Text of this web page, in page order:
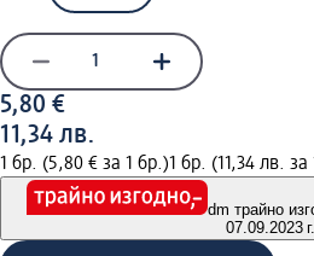
5,80 €
11,34 лв.
1 бр. (5,80 € за 1 бр.)1 бр. (11,34 лв. за
dm трайно
07.09.2023 г.